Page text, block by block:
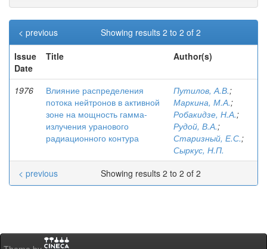
Showing results 2 to 2 of 2
< previous
Issue
Date
Title Author(s)
1976
Влияние распределения
потока нейтронов в активной
зоне на мощность гамма-
излучения уранового
радиационного контура
Путилов, А.В.;
Маркина, М.А.;
Робакидзе, Н.А.;
Рудой, В.А.;
Старизный, Е.С.;
Сыркус, Н.П.
Showing results 2 to 2 of 2
< previous